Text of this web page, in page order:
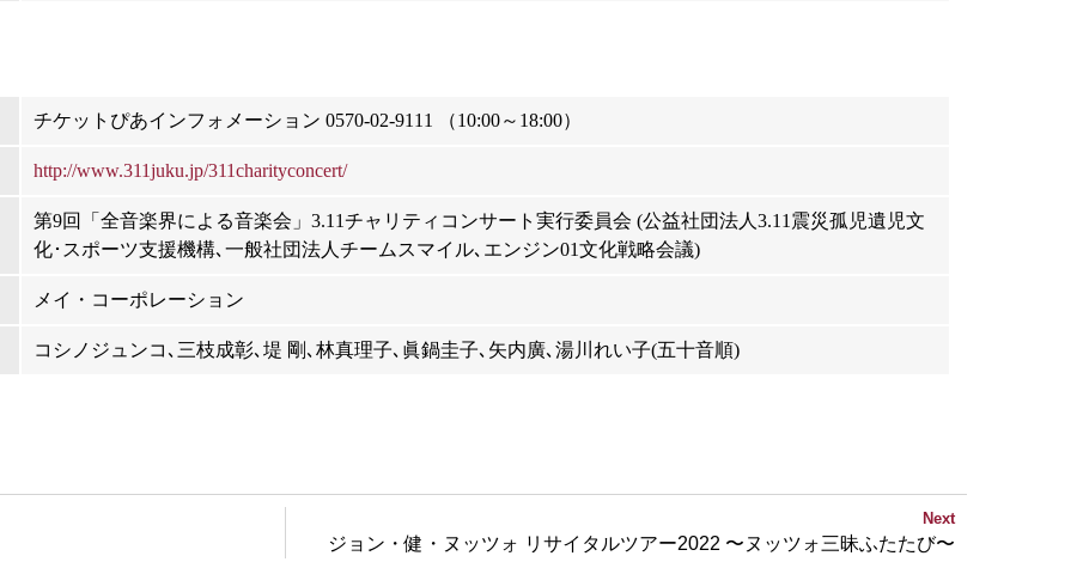
チケットぴあインフォメーション 0570-02-9111 （10:00～18:00）
http://www.311juku.jp/311charityconcert/
第9回「全音楽界による音楽会」3.11チャリティコンサート実行委員会 (公益社団法人3.11震災孤児遺児文
化･スポーツ支援機構､一般社団法人チームスマイル､エンジン01文化戦略会議)
メイ・コーポレーション
コシノジュンコ､三枝成彰､堤 剛､林真理子､眞鍋圭子､矢内廣､湯川れい子(五十音順)
Next
ジョン・健・ヌッツォ リサイタルツアー2022 〜ヌッツォ三昧ふたたび〜